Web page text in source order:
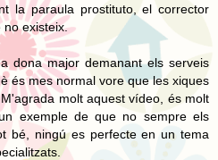
la paraula prostituto, el corrector
no existeix.
dona major demanant els serveis
és mes normal vore que les xiques
molt aquest vídeo, és molt
exemple de que no sempre els
bé, ningú es perfecte en un tema